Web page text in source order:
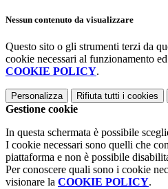
Nessun contenuto da visualizzare
Questo sito o gli strumenti terzi da
cookie necessari al funzionamento
COOKIE POLICY.
Personalizza Rifiuta tutti i cookies
Gestione cookie
In questa schermata è possibile
I cookie necessari sono quelli che
piattaforma e non è possibile
Per conoscere quali sono i cookie
visionare la COOKIE POLICY.